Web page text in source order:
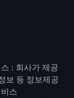
: 회사가 제공
보 등 정보제공
스